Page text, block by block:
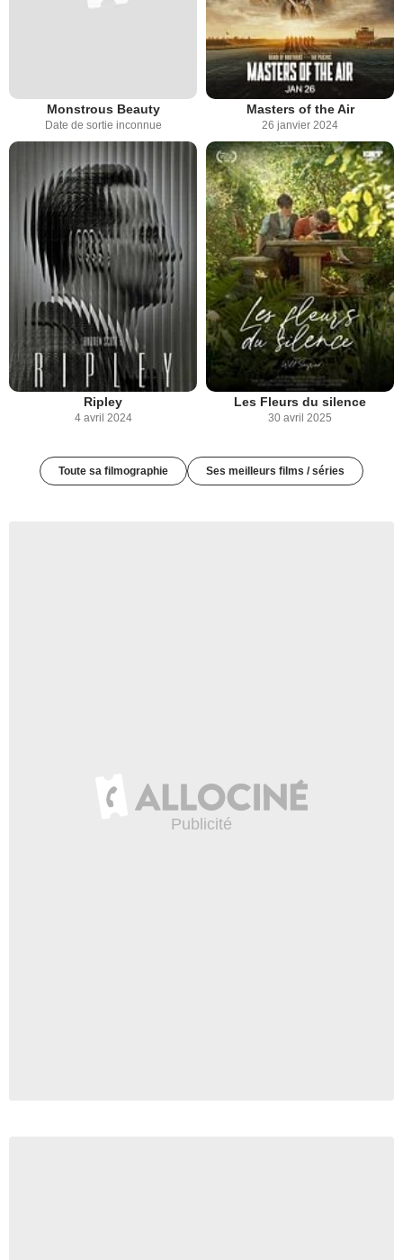
Monstrous Beauty
Date de sortie inconnue
Masters of the Air
26 janvier 2024
Ripley
4 avril 2024
Les Fleurs du silence
30 avril 2025
Toute sa filmographie Ses meilleurs films / séries